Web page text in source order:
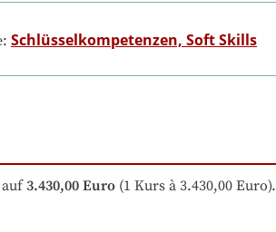
Schlüsselkompetenzen, Soft Skills
3.430,00 Euro (1 Kurs à 3.430,00 Euro).